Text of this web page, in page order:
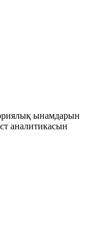
ынамдарын
аналитикасын